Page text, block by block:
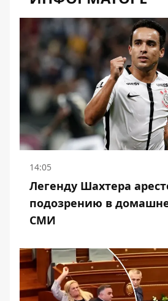
14:05
Легенду Шахтера
подозрению в
СМИ